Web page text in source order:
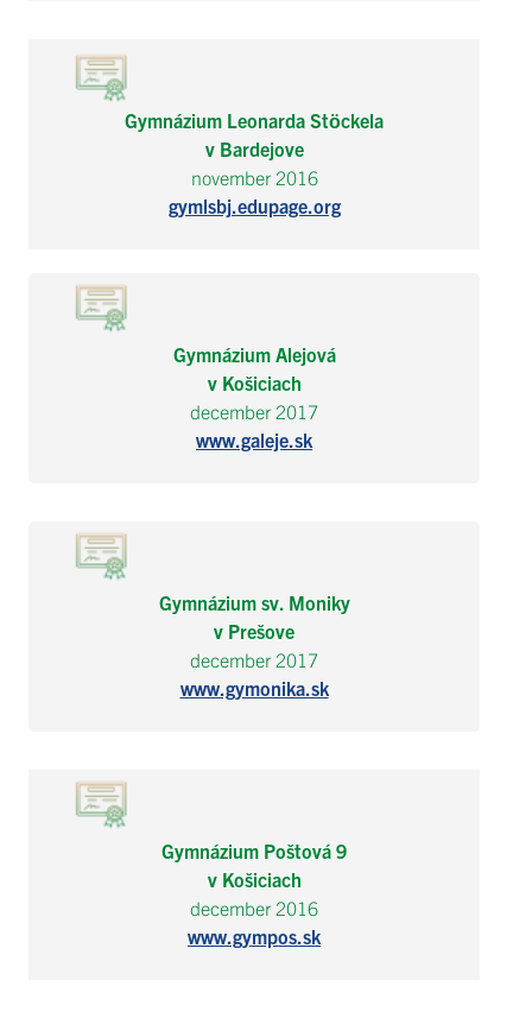
Gymnázium Leonarda Stöckela
v Bardejove
november 2016
gymlsbj.edupage.org
Gymnázium Alejová
v Košiciach
december 2017
www.galeje.sk
Gymnázium sv. Moniky
v Prešove
december 2017
www.gymonika.sk
Gymnázium Poštová 9
v Košiciach
december 2016
www.gympos.sk